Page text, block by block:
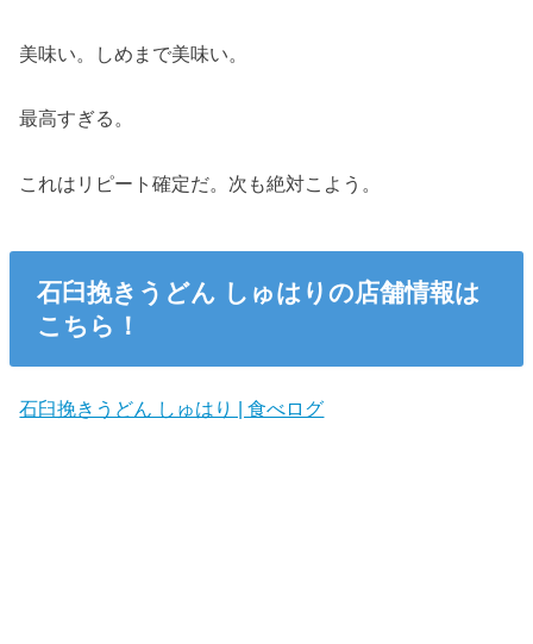
美味い。しめまで美味い。
最高すぎる。
これはリピート確定だ。次も絶対こよう。
石臼挽きうどん しゅはりの店舗情報は
こちら！
石臼挽きうどん しゅはり | 食べログ